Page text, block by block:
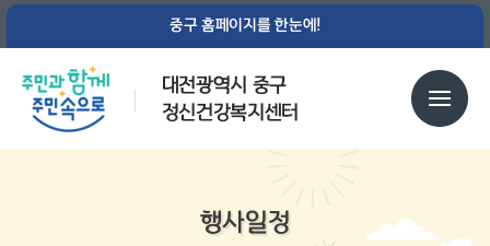
중구 홈페이지를 한눈에!
대전광역시 중구
정신건강복지센터
행사일정